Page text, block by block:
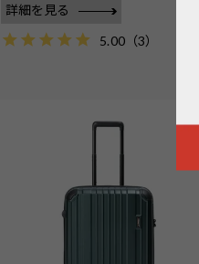
詳細を見る
5.00 （3）